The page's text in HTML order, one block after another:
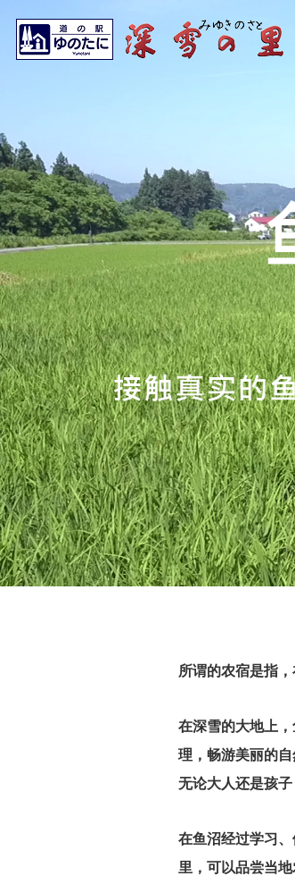
所谓的农宿是指
在深雪的大地上
理，畅游美丽的自
无论大人还是孩
在鱼沼经过学习
里，可以品尝当